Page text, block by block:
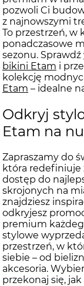
pozwoli Ci
z najnowszymi
To przestrzeń, w
ponadczasowe
sezonu. Sprawdź
bikini Etam i
kolekcję
Etam – idealne
Odkryj
Etam na
Zapraszamy do
która redefiniuje
dostęp do
skrojonych na
znajdziesz
odkryjesz
premium
stylowe
przestrzeń, w
siebie – od
akcesoria.
przekonaj się,